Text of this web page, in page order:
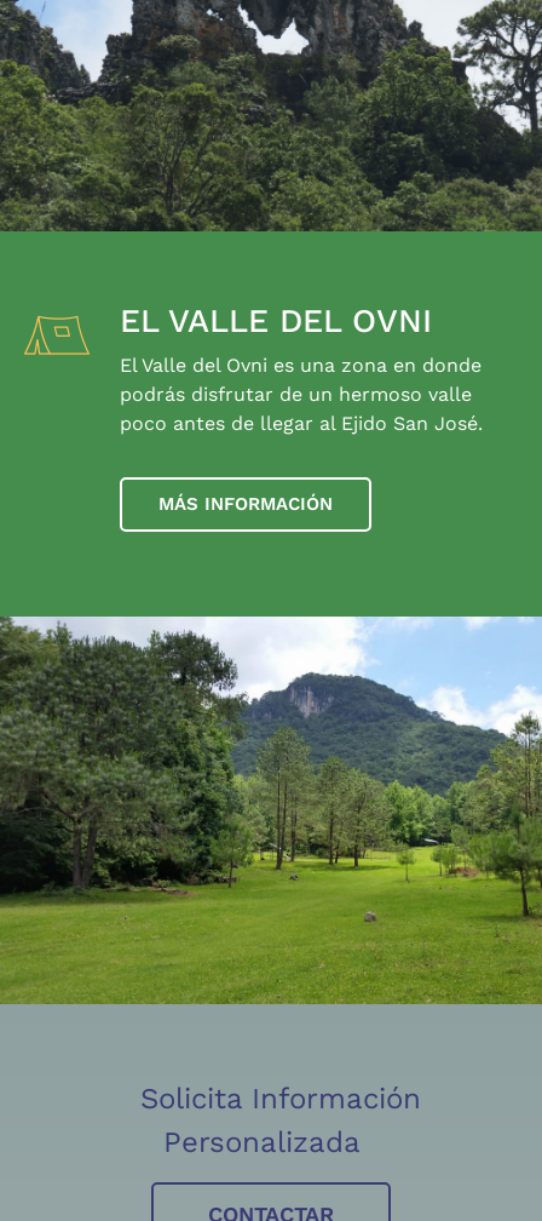
EL VALLE DEL OVNI
El Valle del Ovni es una zona en donde
podrás disfrutar de un hermoso valle
poco antes de llegar al Ejido San José.
MÁS INFORMACIÓN
Solicita Información
Personalizada
CONTACTAR